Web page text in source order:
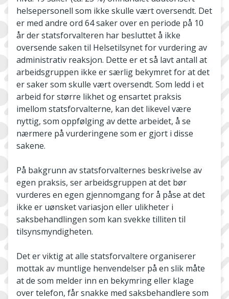
helsepersonell som ikke skulle vært oversendt. Det
er med andre ord 64 saker over en periode på 10
år der statsforvalteren har besluttet å ikke
oversende saken til Helsetilsynet for vurdering av
administrativ reaksjon. Dette er et så lavt antall at
arbeidsgruppen ikke er særlig bekymret for at det
er saker som skulle vært oversendt. Som ledd i et
arbeid for større likhet og ensartet praksis
imellom statsforvalterne, kan det likevel være
nyttig, som oppfølging av dette arbeidet, å se
nærmere på vurderingene som er gjort i disse
sakene.
På bakgrunn av statsforvalternes beskrivelse av
egen praksis, ser arbeidsgruppen at det bør
vurderes en egen gjennomgang for å påse at det
ikke er uønsket variasjon eller ulikheter i
saksbehandlingen som kan svekke tilliten til
tilsynsmyndigheten.
Det er viktig at alle statsforvaltere organiserer
mottak av muntlige henvendelser på en slik måte
at de som melder inn en bekymring eller klage
over telefon, får snakke med saksbehandlere som